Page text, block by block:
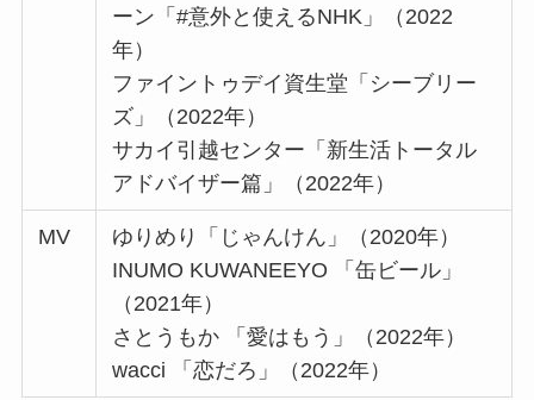
ーン「#意外と使えるNHK」（2022
年）
ファイントゥデイ資生堂「シーブリー
ズ」（2022年）
サカイ引越センター「新生活トータル
アドバイザー篇」（2022年）
MV
ゆりめり「じゃんけん」（2020年）
INUMO KUWANEEYO 「缶ビール」
（2021年）
さとうもか 「愛はもう」（2022年）
wacci 「恋だろ」（2022年）